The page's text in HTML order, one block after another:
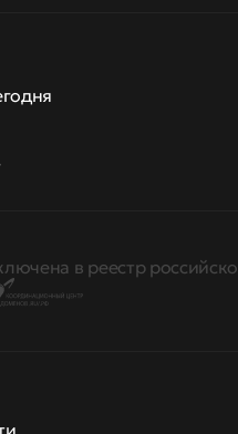
в реестр